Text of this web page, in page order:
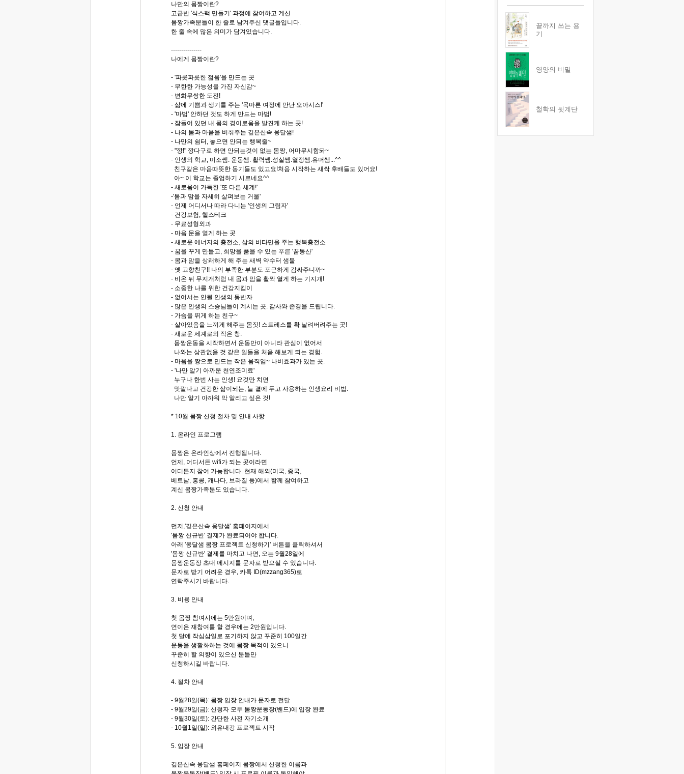
나만의 몸짱이란?
고급반 '식스팩 만들기' 과정에 참여하고 계신
몸짱가족분들이 한 줄로 남겨주신 댓글들입니다.
한 줄 속에 많은 의미가 담겨있습니다.
---------------
나에게 몸짱이란?
- '파릇파릇한 젊음'을 만드는 곳
- 무한한 가능성을 가진 자신감~
- 변화무쌍한 도전!
- 삶에 기쁨과 생기를 주는 '목마른 여정에 만난 오아시스!'
- '마법' 안하던 것도 하게 만드는 마법!
- 잠들어 있던 내 몸의 경이로움을 발견케 하는 곳!
- 나의 몸과 마음을 비춰주는 깊은산속 옹달샘!
- 나만의 쉼터, 놓으면 안되는 행복줄~
- "깡!" 깡다구로 하면 안되는것이 없는 몸짱, 어마무시함돠~
- 인생의 학교, 미소쌤. 운동쌤. 활력쌤.성실쌤.열정쌤.유머쌤...^^
친구같은 마음따뜻한 동기들도 있고요!처음 시작하는 새싹 후배들도 있어요!
아~ 이 학교는 졸업하기 시르네요^^
- 새로움이 가득한 '또 다른 세계!'
-'몸과 맘을 자세히 살펴보는 거울'
- 언제 어디서나 따라 다니는 '인생의 그림자'
- 건강보험, 헬스테크
- 무료성형외과
- 마음 문을 열게 하는 곳
- 새로운 에너지의 충전소, 삶의 비타민을 주는 행복충전소
- 꿈을 꾸게 만들고, 희망을 품을 수 있는 푸른 '꿈동산'
- 몸과 맘을 상쾌하게 해 주는 새벽 약수터 샘물
- 옛 고향친구!! 나의 부족한 부분도 포근하게 감싸주니까~
- 비온 뒤 무지개처럼 내 몸과 맘을 활짝 열게 하는 기지개!
- 소중한 나를 위한 건강지킴이
- 없어서는 안될 인생의 동반자
- 많은 인생의 스승님들이 계시는 곳. 감사와 존경을 드립니다.
- 가슴을 뛰게 하는 친구~
- 살아있음을 느끼게 해주는 몸짓! 스트레스를 확 날려버려주는 곳!
- 새로운 세계로의 작은 창.
몸짱운동을 시작하면서 운동만이 아니라 관심이 없어서
나와는 상관없을 것 같은 일들을 처음 해보게 되는 경험.
- 마음을 짱으로 만드는 작은 움직임~ 나비효과가 있는 곳.
- '나만 알기 아까운 천연조미료'
누구나 한번 사는 인생! 요것만 치면
맛깔나고 건강한 삶이되는, 늘 곁에 두고 사용하는 인생요리 비법.
나만 알기 아까워 막 알리고 싶은 것!
* 10월 몸짱 신청 절차 및 안내 사항
1. 온라인 프로그램
몸짱은 온라인상에서 진행됩니다.
언제, 어디서든 wifi가 되는 곳이라면
어디든지 참여 가능합니다. 현재 해외(미국, 중국,
베트남, 홍콩, 캐나다, 브라질 등)에서 함께 참여하고
계신 몸짱가족분도 있습니다.
2. 신청 안내
먼저,'깊은산속 옹달샘' 홈페이지에서
'몸짱 신규반' 결제가 완료되어야 합니다.
아래 '옹달샘 몸짱 프로젝트 신청하기' 버튼을 클릭하셔서
'몸짱 신규반' 결제를 마치고 나면, 오는 9월28일에
몸짱운동장 초대 메시지를 문자로 받으실 수 있습니다.
문자로 받기 어려운 경우, 카톡 ID(mzzang365)로
연락주시기 바랍니다.
3. 비용 안내
첫 몸짱 참여시에는 5만원이며,
연이은 재참여를 할 경우에는 2만원입니다.
첫 달에 작심삼일로 포기하지 않고 꾸준히 100일간
운동을 생활화하는 것에 몸짱 목적이 있으니
꾸준히 할 의향이 있으신 분들만
신청하시길 바랍니다.
4. 절차 안내
- 9월28일(목): 몸짱 입장 안내가 문자로 전달
- 9월29일(금): 신청자 모두 몸짱운동장(밴드)에 입장 완료
- 9월30일(토): 간단한 사전 자기소개
- 10월1일(일): 외유내강 프로젝트 시작
5. 입장 안내
깊은산속 옹달샘 홈페이지 몸짱에서 신청한 이름과
끝까지 쓰는 용
기
영양의 비밀
철학의 뒷계단